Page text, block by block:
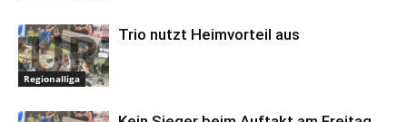
Regionalliga
Trio nutzt Heimvorteil aus